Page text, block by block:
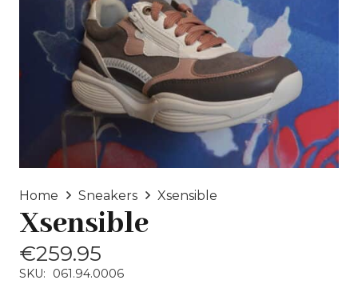
Home Sneakers Xsensible
Xsensible
€259.95
SKU: 061.94.0006